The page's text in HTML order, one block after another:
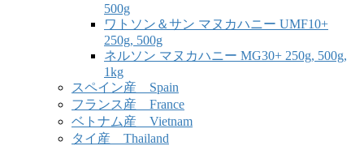
500g
ワトソン＆サン マヌカハニー UMF10+
250g, 500g
ネルソン マヌカハニー MG30+ 250g, 500g,
1kg
スペイン産 Spain
フランス産 France
ベトナム産 Vietnam
タイ産 Thailand